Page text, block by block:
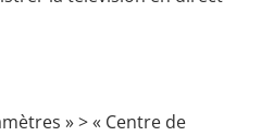
» > « Centre de